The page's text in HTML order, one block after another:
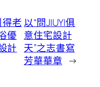
老
優
計
以“問JIUYI俱
意住宅設計
天”之志書寫
芳華華章 →